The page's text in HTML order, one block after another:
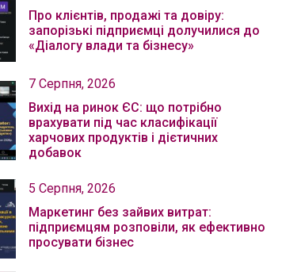
Про клієнтів, продажі та довіру:
запорізькі підприємці долучилися до
«Діалогу влади та бізнесу»
7 Серпня, 2026
Вихід на ринок ЄС: що потрібно
врахувати під час класифікації
харчових продуктів і дієтичних
добавок
5 Серпня, 2026
Маркетинг без зайвих витрат:
підприємцям розповіли, як ефективно
просувати бізнес